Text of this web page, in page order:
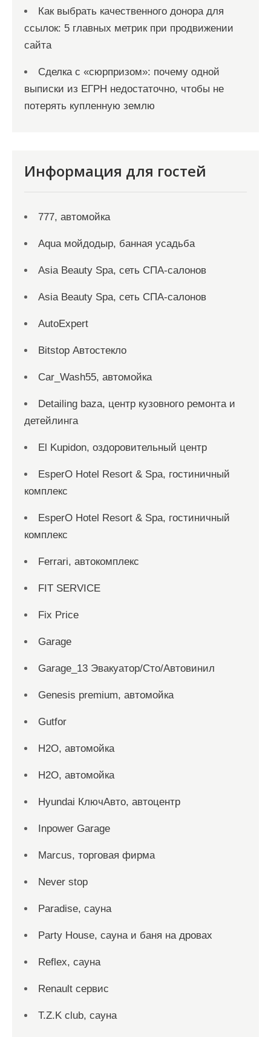
Как выбрать качественного донора для
ссылок: 5 главных метрик при продвижении
сайта
Сделка с «сюрпризом»: почему одной
выписки из ЕГРН недостаточно, чтобы не
потерять купленную землю
Информация для гостей
777, автомойка
Aqua мойдодыр, банная усадьба
Asia Beauty Spa, сеть СПА-салонов
Asia Beauty Spa, сеть СПА-салонов
AutoExpert
Bitstop Автостекло
Car_Wash55, автомойка
Detailing baza, центр кузовного ремонта и
детейлинга
El Kupidon, оздоровительный центр
EsperO Hotel Resort & Spa, гостиничный
комплекс
EsperO Hotel Resort & Spa, гостиничный
комплекс
Ferrari, автокомплекс
FIT SERVICE
Fix Price
Garage
Garage_13 Эвакуатор/Сто/Автовинил
Genesis premium, автомойка
Gutfor
H2O, автомойка
H2O, автомойка
Hyundai КлючАвто, автоцентр
Inpower Garage
Marcus, торговая фирма
Never stop
Paradise, сауна
Party House, сауна и баня на дровах
Reflex, сауна
Renault сервис
T.Z.K club, сауна